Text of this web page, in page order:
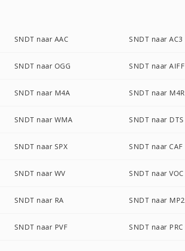
SNDT naar AAC SNDT naar AC3
SNDT naar OGG SNDT naar AIFF
SNDT naar M4A SNDT naar M4R
SNDT naar WMA SNDT naar DTS
SNDT naar SPX SNDT naar CAF
SNDT naar WV SNDT naar VOC
SNDT naar RA SNDT naar MP2
SNDT naar PVF SNDT naar PRC